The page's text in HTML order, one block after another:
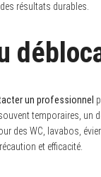
résultats durables.
un professionnel
temporaires, un
des WC, lavabos,
et efficacité.